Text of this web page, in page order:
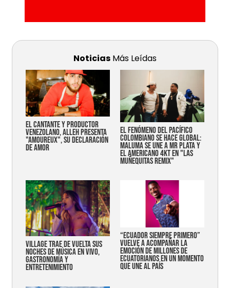
Noticias Más Leídas
EL CANTANTE Y PRODUCTOR
VENEZOLANO, ALLEH PRESENTA
"AMOUREUX", SU DECLARACIÓN
DE AMOR
EL FENÓMENO DEL PACÍFICO
COLOMBIANO SE HACE GLOBAL:
MALUMA SE UNE A MR PLATA Y
EL AMERICANO 4KT EN "LAS
MUÑEQUITAS REMIX"
Village trae de vuelta sus
noches de música en vivo,
gastronomía y
entretenimiento
“Ecuador siempre primero”
vuelve a acompañar la
emoción de millones de
ecuatorianos en un momento
que une al país